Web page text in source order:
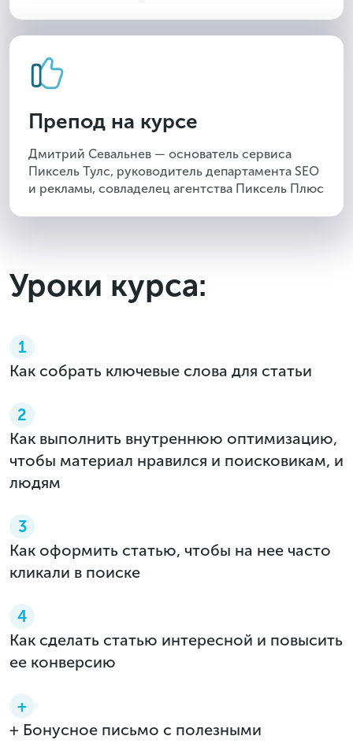
Препод на курсе
Дмитрий Севальнев — основатель сервиса
Пиксель Тулс, руководитель департамента SEO
и рекламы, совладелец агентства Пиксель Плюс
Уроки курса:
1
Как собрать ключевые слова для статьи
2
Как выполнить внутреннюю оптимизацию,
чтобы материал нравился и поисковикам, и
людям
3
Как оформить статью, чтобы на нее часто
кликали в поиске
4
Как сделать статью интересной и повысить
ее конверсию
+
+ Бонусное письмо с полезными